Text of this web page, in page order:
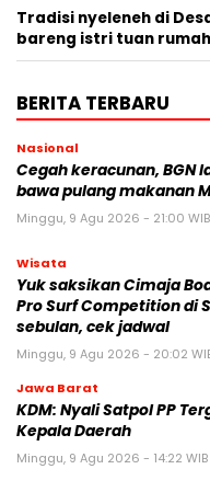
Tradisi nyeleneh di
bareng istri tuan rumah
BERITA TERBARU
Nasional
Cegah keracunan, BGN
bawa pulang makanan
Minggu, 9 Agu 2026 - 21:00 WIB
Wisata
Yuk saksikan Cimaja
Pro Surf Competition di
sebulan, cek jadwal
Minggu, 9 Agu 2026 - 20:02
Jawa Barat
KDM: Nyali Satpol PP
Kepala Daerah
Minggu, 9 Agu 2026 - 14:22 WIB